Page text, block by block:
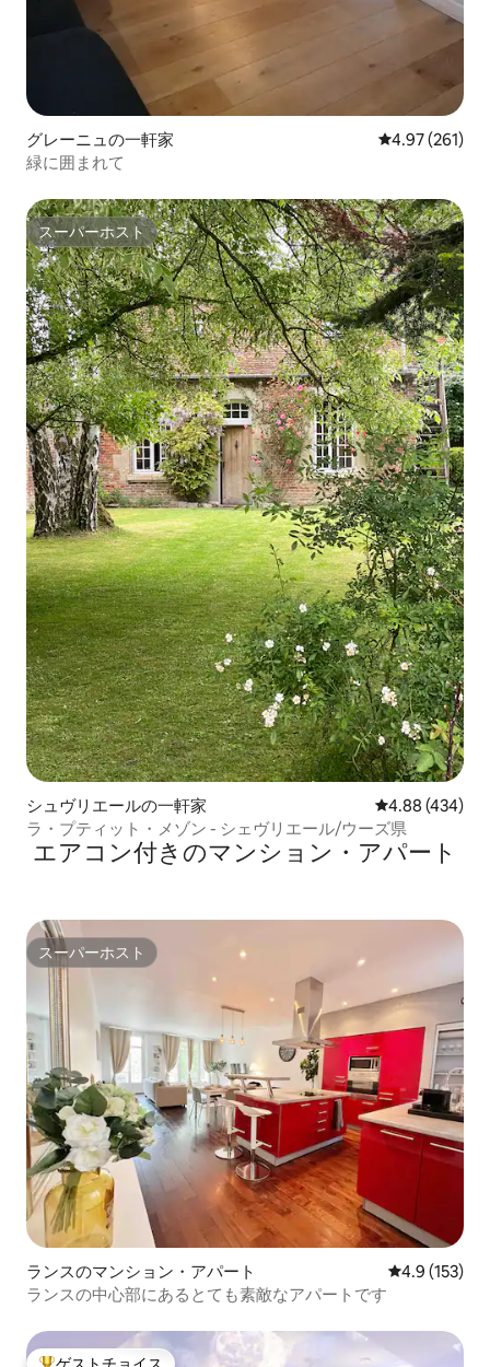
グレーニュの一軒家 レビュー261
4.97 (261)
緑に囲まれて
スーパーホスト
スーパーホスト
シュヴリエールの一軒家 レビュー434
4.88 (434)
ラ・プティット・メゾン - シェヴリエール/ウーズ県
エアコン付きのマンション・アパート
スーパーホスト
スーパーホスト
ランスのマンション・アパート レビュー153
4.9 (153)
ランスの中心部にあるとても素敵なアパートです